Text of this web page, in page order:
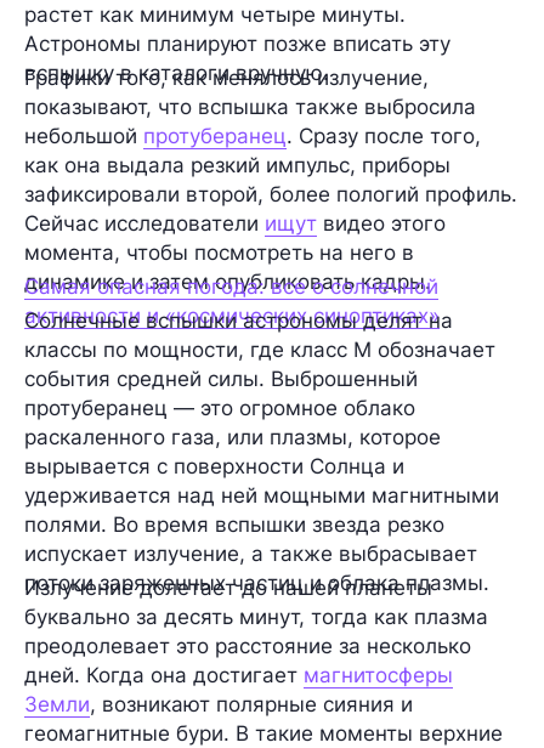
растет как минимум четыре минуты.
Астрономы планируют позже вписать эту
вспышку в каталоги вручную.
Графики того, как менялось излучение,
показывают, что вспышка также выбросила
небольшой протуберанец. Сразу после того,
как она выдала резкий импульс, приборы
зафиксировали второй, более пологий профиль.
Сейчас исследователи ищут видео этого
момента, чтобы посмотреть на него в
динамике и затем опубликовать кадры.
Самая опасная погода: все о солнечной
активности и «космических синоптиках»
Солнечные вспышки астрономы делят на
классы по мощности, где класс M обозначает
события средней силы. Выброшенный
протуберанец — это огромное облако
раскаленного газа, или плазмы, которое
вырывается с поверхности Солнца и
удерживается над ней мощными магнитными
полями. Во время вспышки звезда резко
испускает излучение, а также выбрасывает
потоки заряженных частиц и облака плазмы.
Излучение долетает до нашей планеты
буквально за десять минут, тогда как плазма
преодолевает это расстояние за несколько
дней. Когда она достигает магнитосферы
Земли, возникают полярные сияния и
геомагнитные бури. В такие моменты верхние